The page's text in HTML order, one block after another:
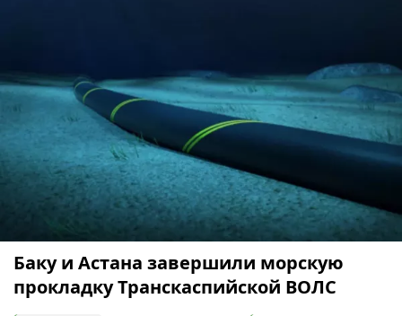
Баку и Астана завершили морскую
прокладку Транскаспийской ВОЛС